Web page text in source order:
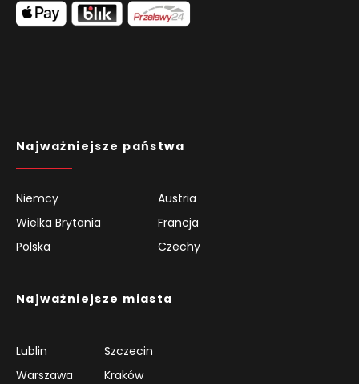
Najważniejsze państwa
Niemcy
Austria
Wielka Brytania
Francja
Polska
Czechy
Najważniejsze miasta
Lublin
Szczecin
Warszawa
Kraków